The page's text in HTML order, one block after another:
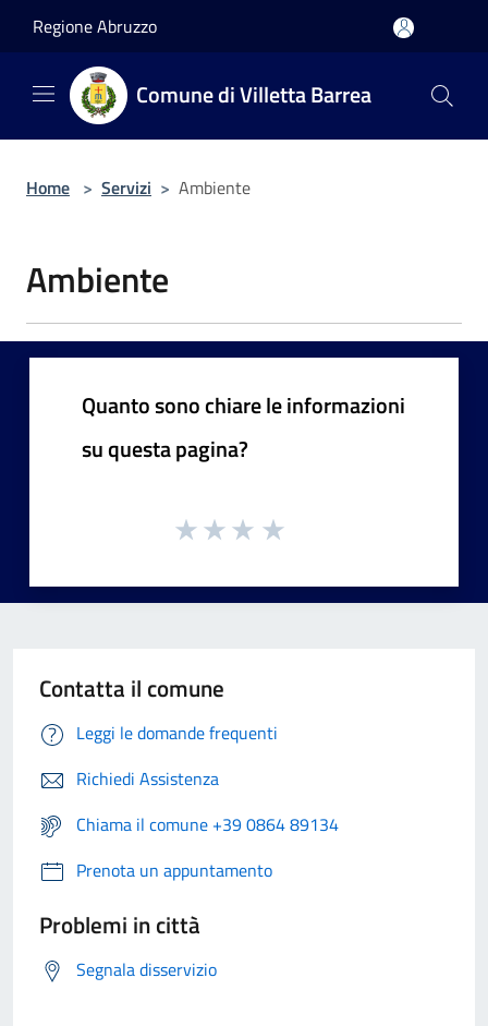
Regione Abruzzo
Comune di Villetta Barrea
Home > Servizi > Ambiente
Ambiente
Quanto sono chiare le informazioni
su questa pagina?
Contatta il comune
Leggi le domande frequenti
Richiedi Assistenza
Chiama il comune +39 0864 89134
Prenota un appuntamento
Problemi in città
Segnala disservizio